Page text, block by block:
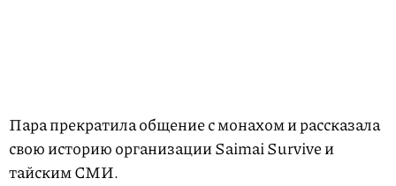
Пара прекратила общение с монахом и рассказала
свою историю организации Saimai Survive и
тайским СМИ.